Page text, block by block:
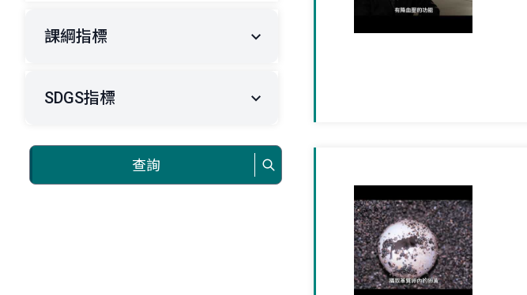
課綱指標
SDGS指標
查詢